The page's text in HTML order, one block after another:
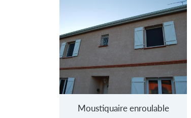
Moustiquaire enroulable